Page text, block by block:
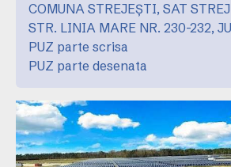
COMUNA STREJEȘTI, SAT
STR. LINIA MARE NR. 230-232,
PUZ parte scrisa
PUZ parte desenata